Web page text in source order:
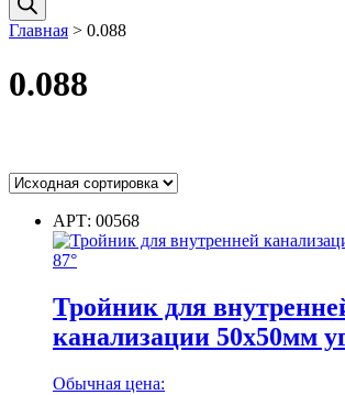
Главная > 0.088
0.088
Цвет
Диаметр
АРТ: 00568
Тройник для
канализации 50х50мм
Обычная цена: